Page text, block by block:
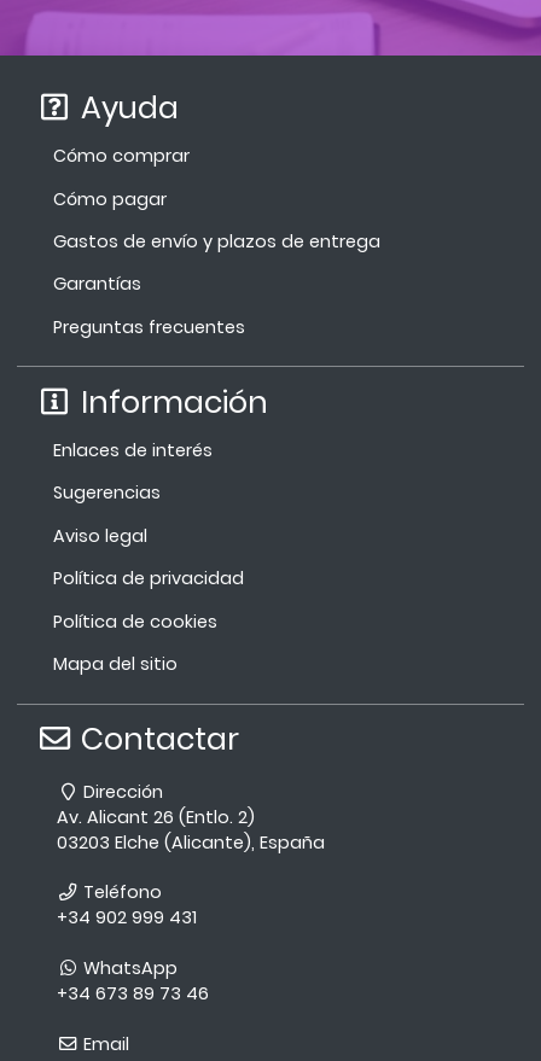
Ayuda
Cómo comprar
Cómo pagar
Gastos de envío y plazos de entrega
Garantías
Preguntas frecuentes
Información
Enlaces de interés
Sugerencias
Aviso legal
Política de privacidad
Política de cookies
Mapa del sitio
Contactar
Dirección
Av. Alicant 26 (Entlo. 2)
03203 Elche (Alicante), España
Teléfono
+34 902 999 431
WhatsApp
+34 673 89 73 46
Email